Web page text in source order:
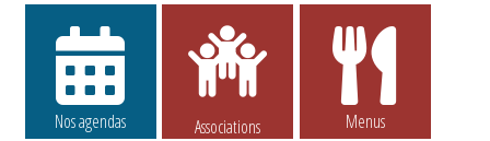
Nos agendas Associations Menus